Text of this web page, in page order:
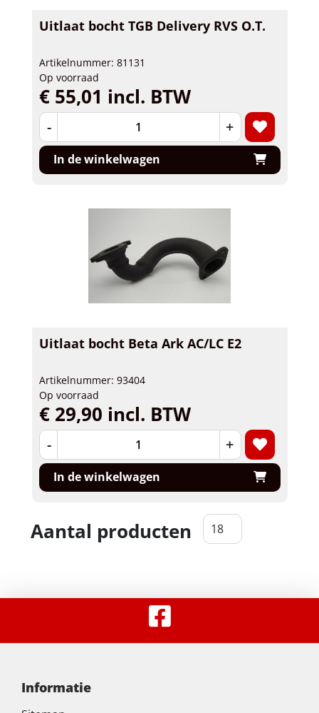
Uitlaat bocht TGB Delivery RVS O.T.
Artikelnummer: 81131
Op voorraad
€ 55,01 incl. BTW
- +
In de winkelwagen
Uitlaat bocht Beta Ark AC/LC E2
Artikelnummer: 93404
Op voorraad
€ 29,90 incl. BTW
- +
In de winkelwagen
Aantal producten
Informatie